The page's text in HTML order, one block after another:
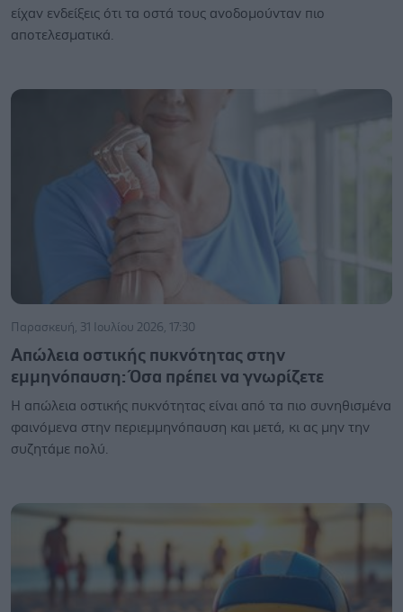
είχαν ενδείξεις ότι τα οστά τους ανοδομούνταν πιο
αποτελεσματικά.
Παρασκευή, 31 Ιουλίου 2026, 17:30
Απώλεια οστικής πυκνότητας στην
εμμηνόπαυση: Όσα πρέπει να γνωρίζετε
Η απώλεια οστικής πυκνότητας είναι από τα πιο συνηθισμένα
φαινόμενα στην περιεμμηνόπαυση και μετά, κι ας μην την
συζητάμε πολύ.